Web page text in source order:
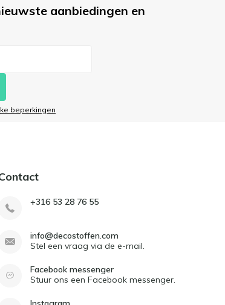
aanbiedingen en
beperkingen
+316 53 28 76 55
info@decostoffen.com
Stel een vraag via de e-mail.
Facebook messenger
Stuur ons een Facebook messenger.